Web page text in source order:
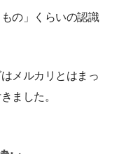
の」くらいの認識
メルカリとはまっ
ました。